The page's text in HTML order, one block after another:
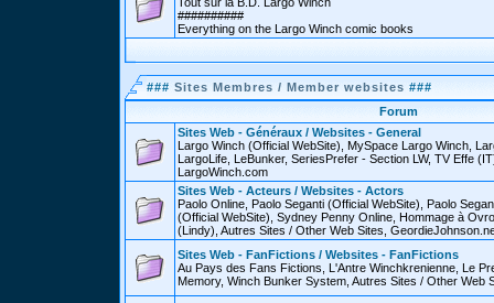
##########
Everything on the Largo Winch comic books
### Sites Membres / Member websites ###
Forum
Sites Web - Généraux / Websites - General
Largo Winch (Official WebSite), MySpace Largo Winch,
LargoLife, LeBunker, SeriesPrefer - Section LW, TV Effe
LargoWinch.com
Sites Web - Acteurs / Websites - Actors
Paolo Online, Paolo Seganti (Official WebSite), Paolo
(Official WebSite), Sydney Penny Online, Hommage à
(Lindy), Autres Sites / Other Web Sites,
Sites Web - FanFictions / Websites - FanFictions
Au Pays des Fans Fictions, L'Antre Winchkrenienne, Le
Memory, Winch Bunker System, Autres Sites / Other Web